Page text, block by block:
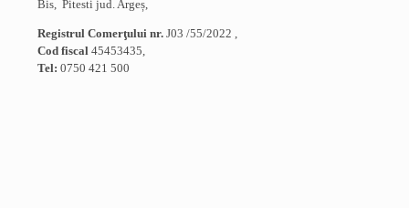
Bis, Pitesti jud. Argeș,
Registrul Comerţului nr. J03 /55/2022 ,
Cod fiscal 45453435,
Tel: 0750 421 500